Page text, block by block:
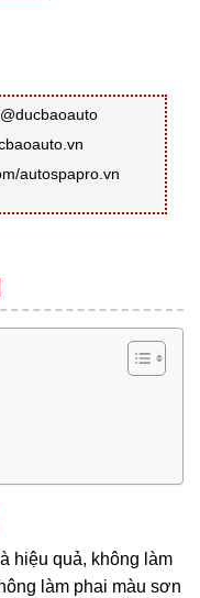
autospapro.vn
hiệu quả, không làm
làm phai màu sơn